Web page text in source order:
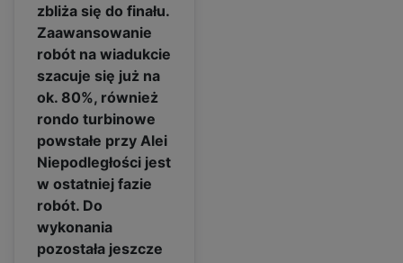
zbliża się do finału.
Zaawansowanie
robót na wiadukcie
szacuje się już na
ok. 80%, również
rondo turbinowe
powstałe przy Alei
Niepodległości jest
w ostatniej fazie
robót. Do
wykonania
pozostała jeszcze